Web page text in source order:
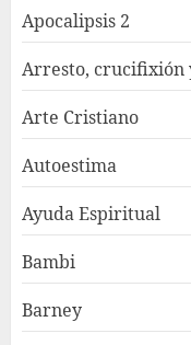
Apocalipsis 2
Arresto, crucifixión
Arte Cristiano
Autoestima
Ayuda Espiritual
Bambi
Barney